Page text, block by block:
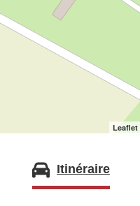
Leaflet
Itinéraire